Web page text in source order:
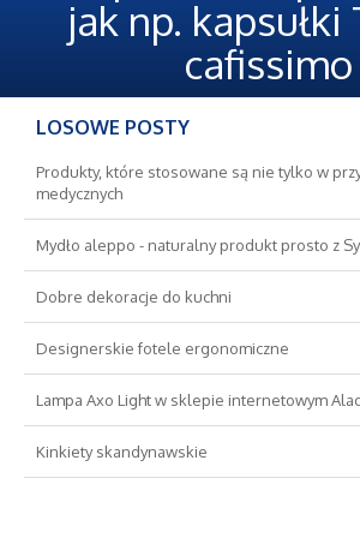
Ubezpieczenia
Wykończenia
Remonty, Elektryk,
Materiały Budowlane
jak np. kapsułki
cafissimo
LOSOWE POSTY
Produkty, które stosowane są nie tylko w
medycznych
Mydło aleppo - naturalny produkt prosto z
Dobre dekoracje do kuchni
Designerskie fotele ergonomiczne
Lampa Axo Light w sklepie internetowym
Kinkiety skandynawskie